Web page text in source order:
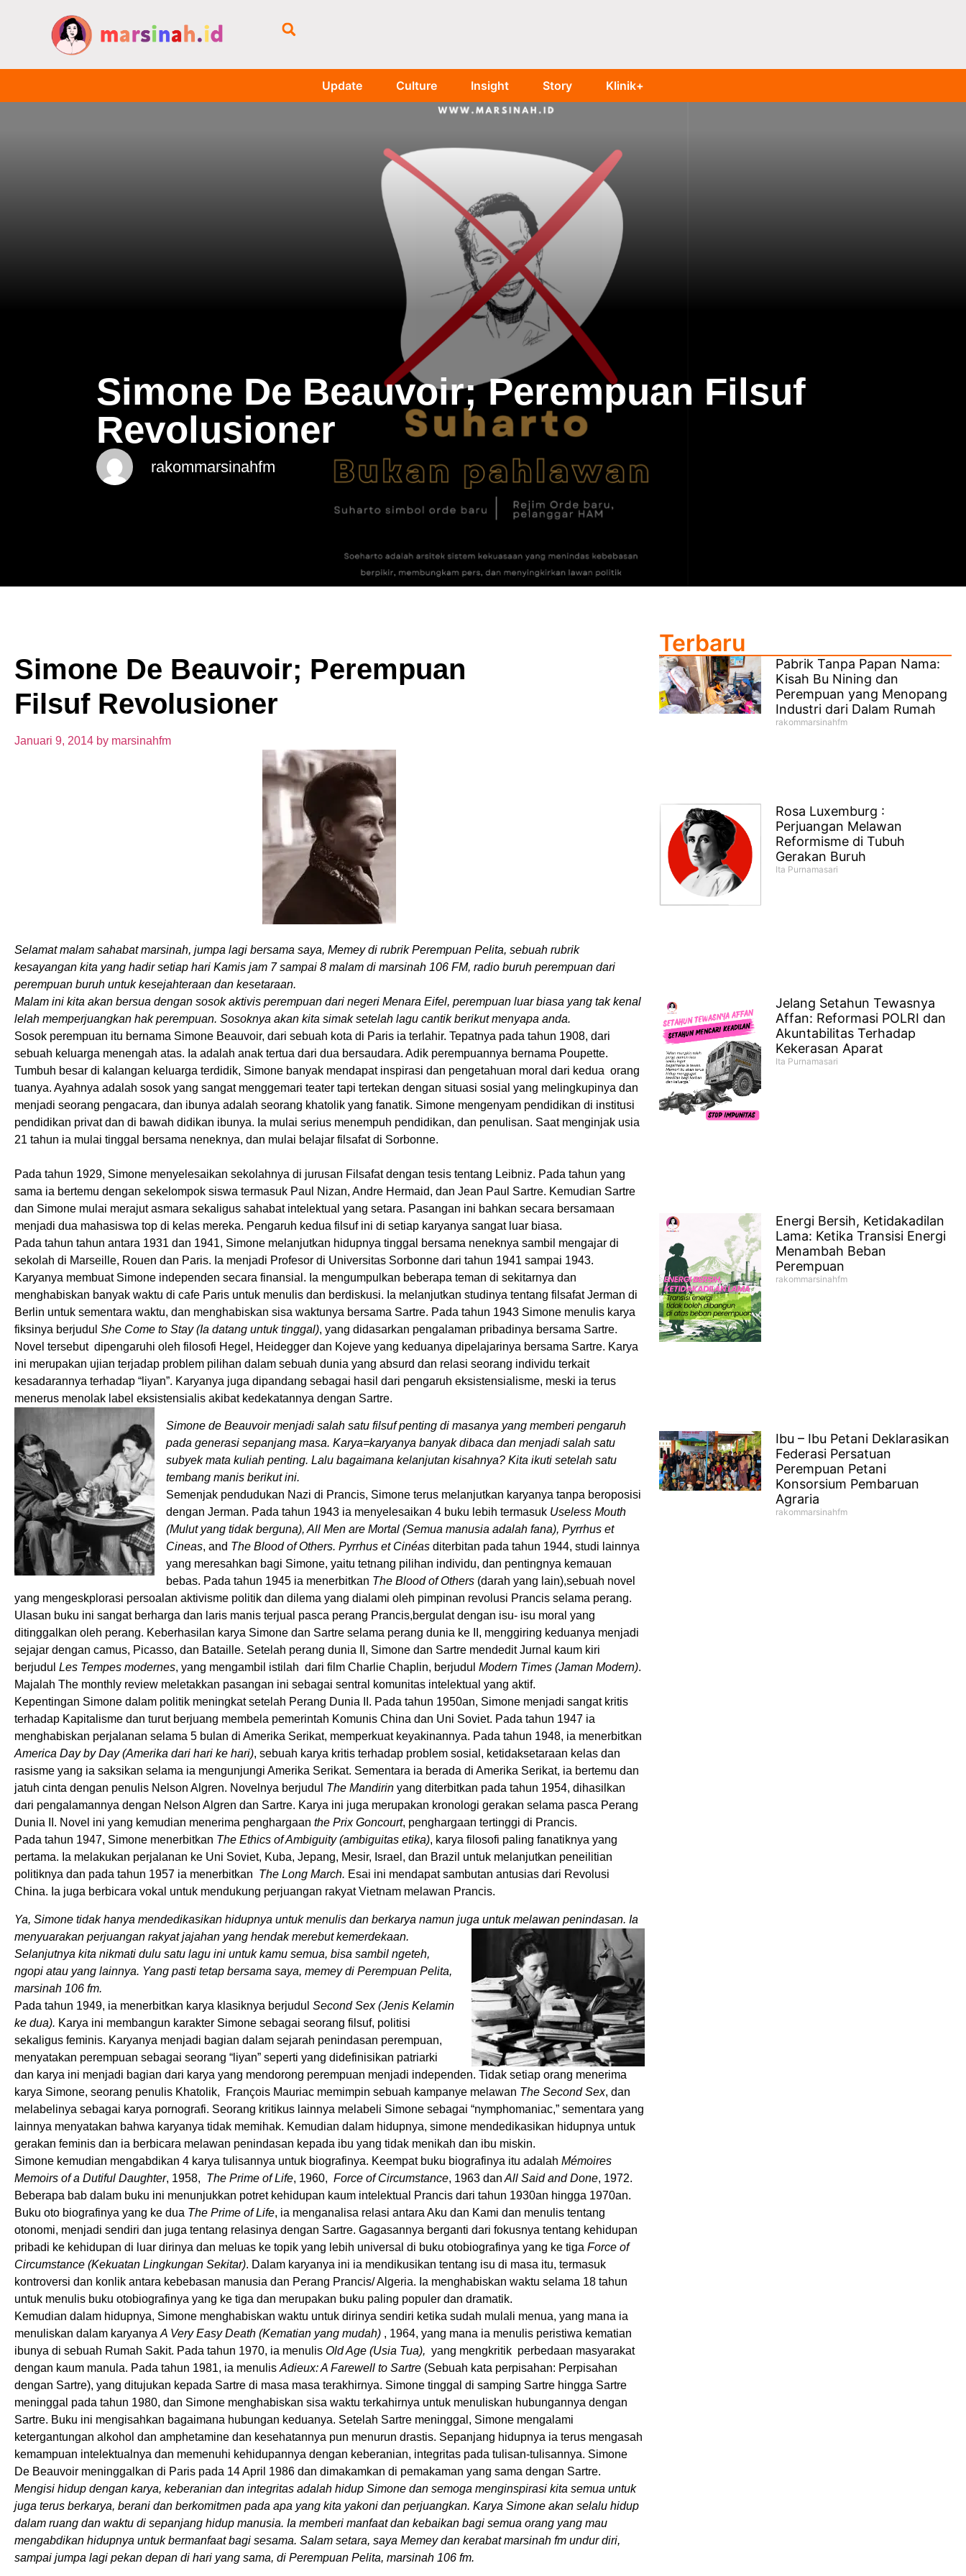
Update Culture Insight Story Klinik+
Simone De Beauvoir; Perempuan Filsuf
Revolusioner
rakommarsinahfm
Simone De Beauvoir; Perempuan
Filsuf Revolusioner
Januari 9, 2014 by marsinahfm
Selamat malam sahabat marsinah, jumpa lagi bersama saya, Memey di rubrik Perempuan Pelita, sebuah rubrik
kesayangan kita yang hadir setiap hari Kamis jam 7 sampai 8 malam di marsinah 106 FM, radio buruh perempuan dari
perempuan buruh untuk kesejahteraan dan kesetaraan.
Malam ini kita akan bersua dengan sosok aktivis perempuan dari negeri Menara Eifel, perempuan luar biasa yang tak kenal
lelah memperjuangkan hak perempuan. Sosoknya akan kita simak setelah lagu cantik berikut menyapa anda.
Sosok perempuan itu bernama Simone Beauvoir, dari sebuah kota di Paris ia terlahir. Tepatnya pada tahun 1908, dari
sebuah keluarga menengah atas. Ia adalah anak tertua dari dua bersaudara. Adik perempuannya bernama Poupette.
Tumbuh besar di kalangan keluarga terdidik, Simone banyak mendapat inspirasi dan pengetahuan moral dari kedua orang
tuanya. Ayahnya adalah sosok yang sangat menggemari teater tapi tertekan dengan situasi sosial yang melingkupinya dan
menjadi seorang pengacara, dan ibunya adalah seorang khatolik yang fanatik. Simone mengenyam pendidikan di institusi
pendidikan privat dan di bawah didikan ibunya. Ia mulai serius menempuh pendidikan, dan penulisan. Saat menginjak usia
21 tahun ia mulai tinggal bersama neneknya, dan mulai belajar filsafat di Sorbonne.
Pada tahun 1929, Simone menyelesaikan sekolahnya di jurusan Filsafat dengan tesis tentang Leibniz. Pada tahun yang
sama ia bertemu dengan sekelompok siswa termasuk Paul Nizan, Andre Hermaid, dan Jean Paul Sartre. Kemudian Sartre
dan Simone mulai merajut asmara sekaligus sahabat intelektual yang setara. Pasangan ini bahkan secara bersamaan
menjadi dua mahasiswa top di kelas mereka. Pengaruh kedua filsuf ini di setiap karyanya sangat luar biasa.
Pada tahun tahun antara 1931 dan 1941, Simone melanjutkan hidupnya tinggal bersama neneknya sambil mengajar di
sekolah di Marseille, Rouen dan Paris. Ia menjadi Profesor di Universitas Sorbonne dari tahun 1941 sampai 1943.
Karyanya membuat Simone independen secara finansial. Ia mengumpulkan beberapa teman di sekitarnya dan
menghabiskan banyak waktu di cafe Paris untuk menulis dan berdiskusi. Ia melanjutkan studinya tentang filsafat Jerman di
Berlin untuk sementara waktu, dan menghabiskan sisa waktunya bersama Sartre. Pada tahun 1943 Simone menulis karya
fiksinya berjudul She Come to Stay (Ia datang untuk tinggal), yang didasarkan pengalaman pribadinya bersama Sartre.
Novel tersebut dipengaruhi oleh filosofi Hegel, Heidegger dan Kojeve yang keduanya dipelajarinya bersama Sartre. Karya
ini merupakan ujian terjadap problem pilihan dalam sebuah dunia yang absurd dan relasi seorang individu terkait
kesadarannya terhadap “liyan”. Karyanya juga dipandang sebagai hasil dari pengaruh eksistensialisme, meski ia terus
menerus menolak label eksistensialis akibat kedekatannya dengan Sartre.
Simone de Beauvoir menjadi salah satu filsuf penting di masanya yang memberi pengaruh
pada generasi sepanjang masa. Karya=karyanya banyak dibaca dan menjadi salah satu
subyek mata kuliah penting. Lalu bagaimana kelanjutan kisahnya? Kita ikuti setelah satu
tembang manis berikut ini.
Semenjak pendudukan Nazi di Prancis, Simone terus melanjutkan karyanya tanpa beroposisi
dengan Jerman. Pada tahun 1943 ia menyelesaikan 4 buku lebih termasuk Useless Mouth
(Mulut yang tidak berguna), All Men are Mortal (Semua manusia adalah fana), Pyrrhus et
Cineas, and The Blood of Others. Pyrrhus et Cinéas diterbitan pada tahun 1944, studi lainnya
yang meresahkan bagi Simone, yaitu tetnang pilihan individu, dan pentingnya kemauan
bebas. Pada tahun 1945 ia menerbitkan The Blood of Others (darah yang lain),sebuah novel
yang mengeskplorasi persoalan aktivisme politik dan dilema yang dialami oleh pimpinan revolusi Prancis selama perang.
Ulasan buku ini sangat berharga dan laris manis terjual pasca perang Prancis,bergulat dengan isu- isu moral yang
ditinggalkan oleh perang. Keberhasilan karya Simone dan Sartre selama perang dunia ke II, menggiring keduanya menjadi
sejajar dengan camus, Picasso, dan Bataille. Setelah perang dunia II, Simone dan Sartre mendedit Jurnal kaum kiri
berjudul Les Tempes modernes, yang mengambil istilah dari film Charlie Chaplin, berjudul Modern Times (Jaman Modern).
Majalah The monthly review meletakkan pasangan ini sebagai sentral komunitas intelektual yang aktif.
Kepentingan Simone dalam politik meningkat setelah Perang Dunia II. Pada tahun 1950an, Simone menjadi sangat kritis
terhadap Kapitalisme dan turut berjuang membela pemerintah Komunis China dan Uni Soviet. Pada tahun 1947 ia
menghabiskan perjalanan selama 5 bulan di Amerika Serikat, memperkuat keyakinannya. Pada tahun 1948, ia menerbitkan
America Day by Day (Amerika dari hari ke hari), sebuah karya kritis terhadap problem sosial, ketidaksetaraan kelas dan
rasisme yang ia saksikan selama ia mengunjungi Amerika Serikat. Sementara ia berada di Amerika Serikat, ia bertemu dan
jatuh cinta dengan penulis Nelson Algren. Novelnya berjudul The Mandirin yang diterbitkan pada tahun 1954, dihasilkan
dari pengalamannya dengan Nelson Algren dan Sartre. Karya ini juga merupakan kronologi gerakan selama pasca Perang
Dunia II. Novel ini yang kemudian menerima penghargaan the Prix Goncourt, penghargaan tertinggi di Prancis.
Pada tahun 1947, Simone menerbitkan The Ethics of Ambiguity (ambiguitas etika), karya filosofi paling fanatiknya yang
pertama. Ia melakukan perjalanan ke Uni Soviet, Kuba, Jepang, Mesir, Israel, dan Brazil untuk melanjutkan peneilitian
politiknya dan pada tahun 1957 ia menerbitkan The Long March. Esai ini mendapat sambutan antusias dari Revolusi
China. Ia juga berbicara vokal untuk mendukung perjuangan rakyat Vietnam melawan Prancis.
Ya, Simone tidak hanya mendedikasikan hidupnya untuk menulis dan berkarya namun juga untuk melawan penindasan. Ia
menyuarakan perjuangan rakyat jajahan yang hendak merebut kemerdekaan.
Selanjutnya kita nikmati dulu satu lagu ini untuk kamu semua, bisa sambil ngeteh,
ngopi atau yang lainnya. Yang pasti tetap bersama saya, memey di Perempuan Pelita,
marsinah 106 fm.
Pada tahun 1949, ia menerbitkan karya klasiknya berjudul Second Sex (Jenis Kelamin
ke dua). Karya ini membangun karakter Simone sebagai seorang filsuf, politisi
sekaligus feminis. Karyanya menjadi bagian dalam sejarah penindasan perempuan,
menyatakan perempuan sebagai seorang “liyan” seperti yang didefinisikan patriarki
dan karya ini menjadi bagian dari karya yang mendorong perempuan menjadi independen. Tidak setiap orang menerima
karya Simone, seorang penulis Khatolik, François Mauriac memimpin sebuah kampanye melawan The Second Sex, dan
melabelinya sebagai karya pornografi. Seorang kritikus lainnya melabeli Simone sebagai “nymphomaniac,” sementara yang
lainnya menyatakan bahwa karyanya tidak memihak. Kemudian dalam hidupnya, simone mendedikasikan hidupnya untuk
gerakan feminis dan ia berbicara melawan penindasan kepada ibu yang tidak menikah dan ibu miskin.
Simone kemudian mengabdikan 4 karya tulisannya untuk biografinya. Keempat buku biografinya itu adalah Mémoires
Memoirs of a Dutiful Daughter, 1958, The Prime of Life, 1960, Force of Circumstance, 1963 dan All Said and Done, 1972.
Beberapa bab dalam buku ini menunjukkan potret kehidupan kaum intelektual Prancis dari tahun 1930an hingga 1970an.
Buku oto biografinya yang ke dua The Prime of Life, ia menganalisa relasi antara Aku dan Kami dan menulis tentang
otonomi, menjadi sendiri dan juga tentang relasinya dengan Sartre. Gagasannya berganti dari fokusnya tentang kehidupan
pribadi ke kehidupan di luar dirinya dan meluas ke topik yang lebih universal di buku otobiografinya yang ke tiga Force of
Circumstance (Kekuatan Lingkungan Sekitar). Dalam karyanya ini ia mendikusikan tentang isu di masa itu, termasuk
kontroversi dan konlik antara kebebasan manusia dan Perang Prancis/ Algeria. Ia menghabiskan waktu selama 18 tahun
untuk menulis buku otobiografinya yang ke tiga dan merupakan buku paling populer dan dramatik.
Kemudian dalam hidupnya, Simone menghabiskan waktu untuk dirinya sendiri ketika sudah mulali menua, yang mana ia
menuliskan dalam karyanya A Very Easy Death (Kematian yang mudah) , 1964, yang mana ia menulis peristiwa kematian
ibunya di sebuah Rumah Sakit. Pada tahun 1970, ia menulis Old Age (Usia Tua), yang mengkritik perbedaan masyarakat
dengan kaum manula. Pada tahun 1981, ia menulis Adieux: A Farewell to Sartre (Sebuah kata perpisahan: Perpisahan
dengan Sartre), yang ditujukan kepada Sartre di masa masa terakhirnya. Simone tinggal di samping Sartre hingga Sartre
meninggal pada tahun 1980, dan Simone menghabiskan sisa waktu terkahirnya untuk menuliskan hubungannya dengan
Sartre. Buku ini mengisahkan bagaimana hubungan keduanya. Setelah Sartre meninggal, Simone mengalami
ketergantungan alkohol dan amphetamine dan kesehatannya pun menurun drastis. Sepanjang hidupnya ia terus mengasah
kemampuan intelektualnya dan memenuhi kehidupannya dengan keberanian, integritas pada tulisan-tulisannya. Simone
De Beauvoir meninggalkan di Paris pada 14 April 1986 dan dimakamkan di pemakaman yang sama dengan Sartre.
Mengisi hidup dengan karya, keberanian dan integritas adalah hidup Simone dan semoga menginspirasi kita semua untuk
juga terus berkarya, berani dan berkomitmen pada apa yang kita yakoni dan perjuangkan. Karya Simone akan selalu hidup
dalam ruang dan waktu di sepanjang hidup manusia. Ia memberi manfaat dan kebaikan bagi semua orang yang mau
mengabdikan hidupnya untuk bermanfaat bagi sesama. Salam setara, saya Memey dan kerabat marsinah fm undur diri,
sampai jumpa lagi pekan depan di hari yang sama, di Perempuan Pelita, marsinah 106 fm.
Terbaru
Pabrik Tanpa Papan Nama:
Kisah Bu Nining dan
Perempuan yang Menopang
Industri dari Dalam Rumah
rakommarsinahfm
Rosa Luxemburg :
Perjuangan Melawan
Reformisme di Tubuh
Gerakan Buruh
Ita Purnamasari
Jelang Setahun Tewasnya
Affan: Reformasi POLRI dan
Akuntabilitas Terhadap
Kekerasan Aparat
Ita Purnamasari
Energi Bersih, Ketidakadilan
Lama: Ketika Transisi Energi
Menambah Beban
Perempuan
rakommarsinahfm
Ibu – Ibu Petani Deklarasikan
Federasi Persatuan
Perempuan Petani
Konsorsium Pembaruan
Agraria
rakommarsinahfm